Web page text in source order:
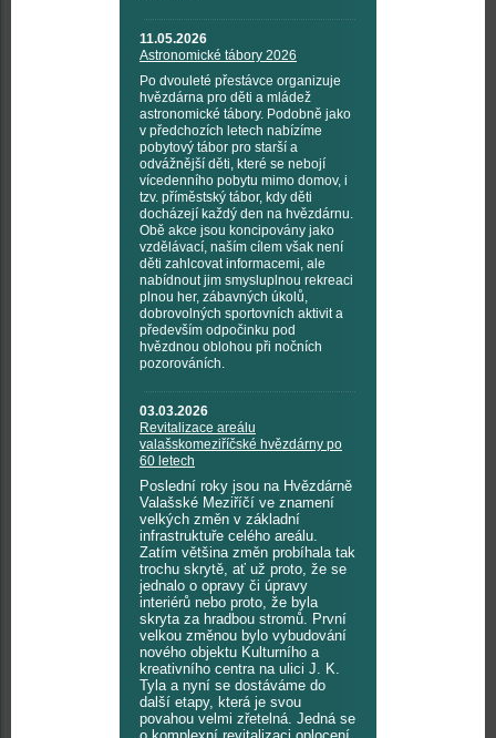
11.05.2026
Astronomické tábory 2026
Po dvouleté přestávce organizuje
hvězdárna pro děti a mládež
astronomické tábory. Podobně jako
v předchozích letech nabízíme
pobytový tábor pro starší a
odvážnější děti, které se nebojí
vícedenního pobytu mimo domov, i
tzv. příměstský tábor, kdy děti
docházejí každý den na hvězdárnu.
Obě akce jsou koncipovány jako
vzdělávací, naším cílem však není
děti zahlcovat informacemi, ale
nabídnout jim smysluplnou rekreaci
plnou her, zábavných úkolů,
dobrovolných sportovních aktivit a
především odpočinku pod
hvězdnou oblohou při nočních
pozorováních.
03.03.2026
Revitalizace areálu
valašskomeziříčské hvězdárny po
60 letech
Poslední roky jsou na Hvězdárně
Valašské Meziříčí ve znamení
velkých změn v základní
infrastruktuře celého areálu.
Zatím většina změn probíhala tak
trochu skrytě, ať už proto, že se
jednalo o opravy či úpravy
interiérů nebo proto, že byla
skryta za hradbou stromů. První
velkou změnou bylo vybudování
nového objektu Kulturního a
kreativního centra na ulici J. K.
Tyla a nyní se dostáváme do
další etapy, která je svou
povahou velmi zřetelná. Jedná se